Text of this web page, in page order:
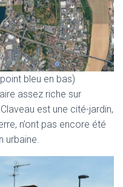
bleu en bas)
assez riche sur
est une cité-jardin,
n’ont pas encore été
urbaine.